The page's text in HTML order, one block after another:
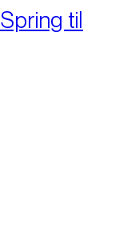
Spring til